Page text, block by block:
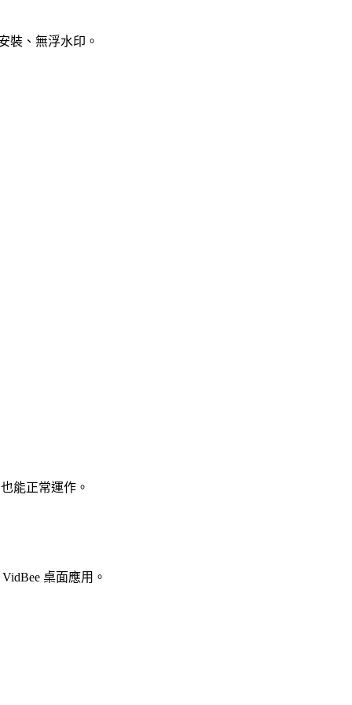
裝、無浮水印。
能正常運作。
桌面應用。